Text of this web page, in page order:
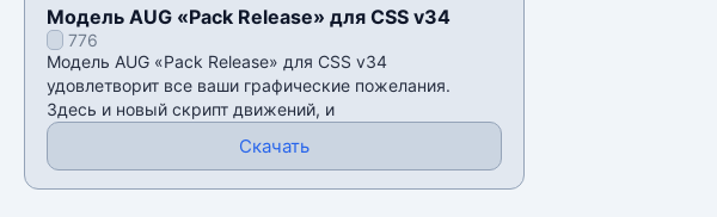
Модель AUG «Pack Release» для CSS v34
776
Модель AUG «Pack Release» для CSS v34
удовлетворит все ваши графические пожелания.
Здесь и новый скрипт движений, и
Скачать